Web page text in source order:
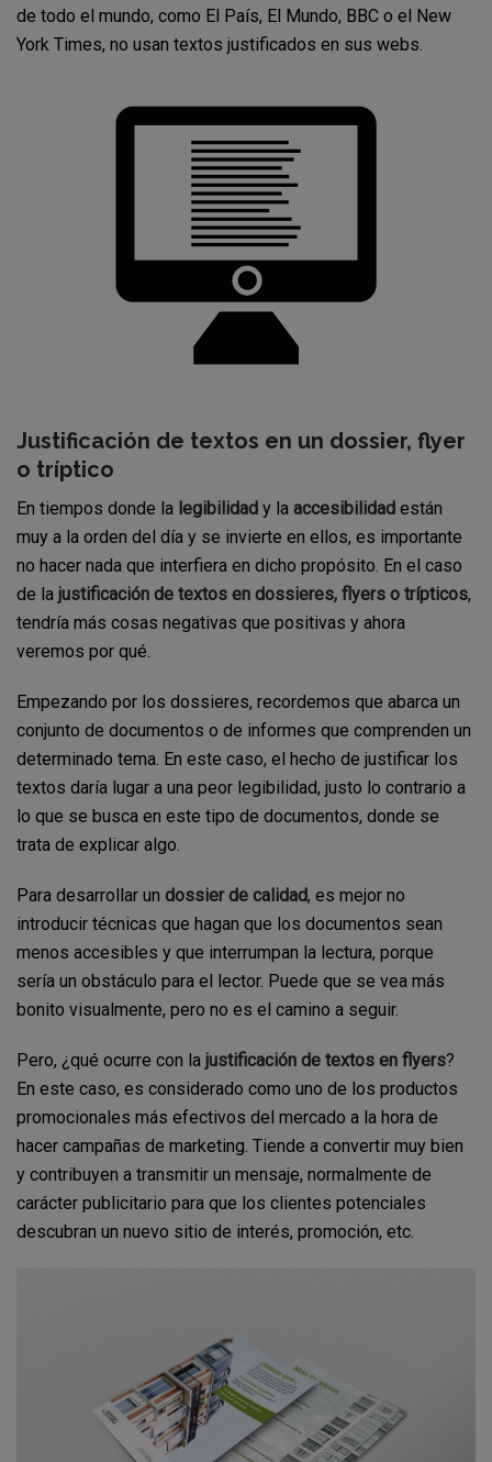
de todo el mundo, como El País, El Mundo, BBC o el New
York Times, no usan textos justificados en sus webs.
Justificación de textos en un dossier, flyer
o tríptico
En tiempos donde la legibilidad y la accesibilidad están
muy a la orden del día y se invierte en ellos, es importante
no hacer nada que interfiera en dicho propósito. En el caso
de la justificación de textos en dossieres, flyers o trípticos,
tendría más cosas negativas que positivas y ahora
veremos por qué.
Empezando por los dossieres, recordemos que abarca un
conjunto de documentos o de informes que comprenden un
determinado tema. En este caso, el hecho de justificar los
textos daría lugar a una peor legibilidad, justo lo contrario a
lo que se busca en este tipo de documentos, donde se
trata de explicar algo.
Para desarrollar un dossier de calidad, es mejor no
introducir técnicas que hagan que los documentos sean
menos accesibles y que interrumpan la lectura, porque
sería un obstáculo para el lector. Puede que se vea más
bonito visualmente, pero no es el camino a seguir.
Pero, ¿qué ocurre con la justificación de textos en flyers?
En este caso, es considerado como uno de los productos
promocionales más efectivos del mercado a la hora de
hacer campañas de marketing. Tiende a convertir muy bien
y contribuyen a transmitir un mensaje, normalmente de
carácter publicitario para que los clientes potenciales
descubran un nuevo sitio de interés, promoción, etc.